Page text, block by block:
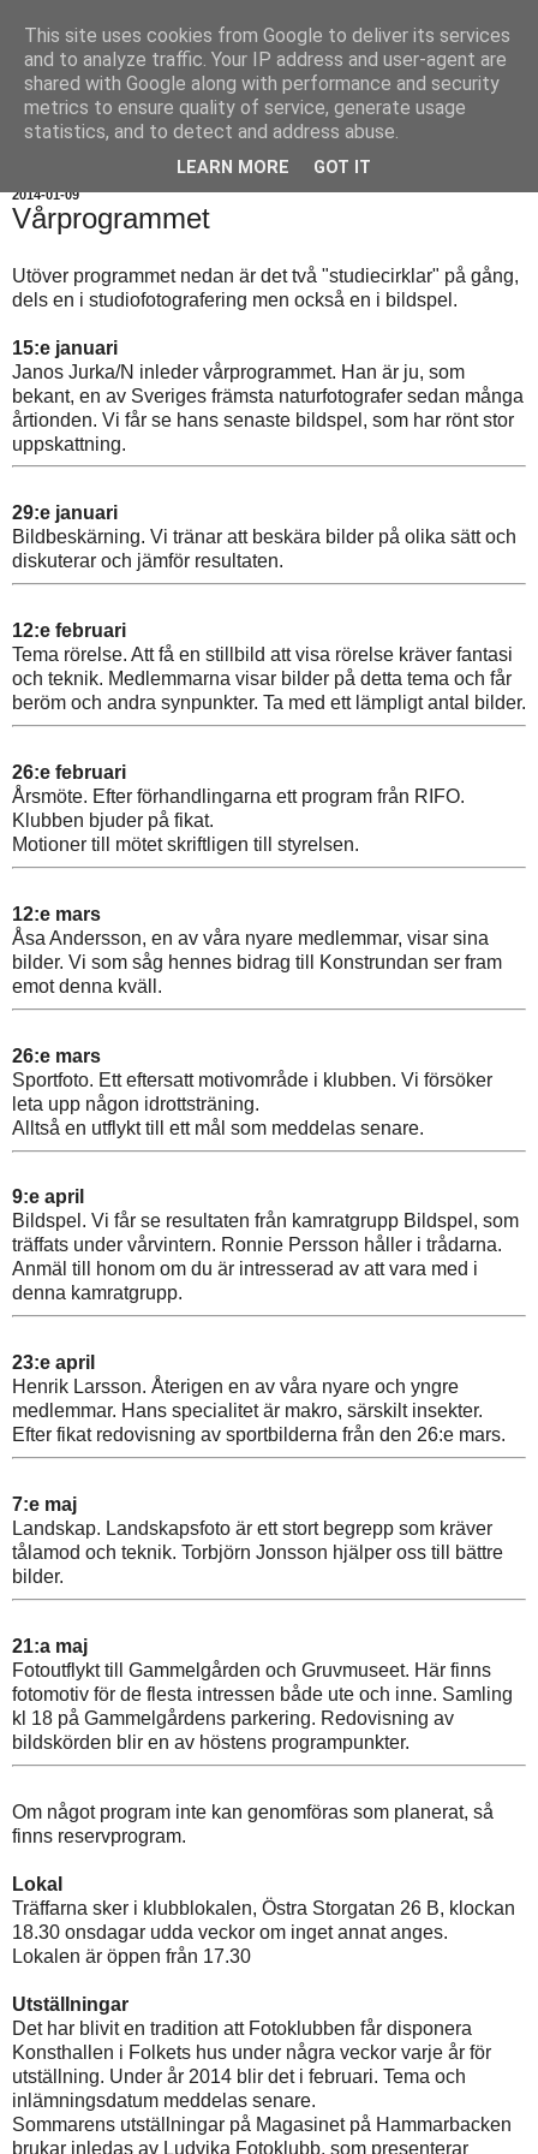
2014-01-09
Vårprogrammet
Utöver programmet nedan är det två "studiecirklar" på gång,
dels en i studiofotografering men också en i bildspel.
15:e januari
Janos Jurka/N inleder vårprogrammet. Han är ju, som
bekant, en av Sveriges främsta naturfotografer sedan många
årtionden. Vi får se hans senaste bildspel, som har rönt stor
uppskattning.
29:e januari
Bildbeskärning. Vi tränar att beskära bilder på olika sätt och
diskuterar och jämför resultaten.
12:e februari
Tema rörelse. Att få en stillbild att visa rörelse kräver fantasi
och teknik. Medlemmarna visar bilder på detta tema och får
beröm och andra synpunkter. Ta med ett lämpligt antal bilder.
26:e februari
Årsmöte. Efter förhandlingarna ett program från RIFO.
Klubben bjuder på fikat.
Motioner till mötet skriftligen till styrelsen.
12:e mars
Åsa Andersson, en av våra nyare medlemmar, visar sina
bilder. Vi som såg hennes bidrag till Konstrundan ser fram
emot denna kväll.
26:e mars
Sportfoto. Ett eftersatt motivområde i klubben. Vi försöker
leta upp någon idrottsträning.
Alltså en utflykt till ett mål som meddelas senare.
9:e april
Bildspel. Vi får se resultaten från kamratgrupp Bildspel, som
träffats under vårvintern. Ronnie Persson håller i trådarna.
Anmäl till honom om du är intresserad av att vara med i
denna kamratgrupp.
23:e april
Henrik Larsson. Återigen en av våra nyare och yngre
medlemmar. Hans specialitet är makro, särskilt insekter.
Efter fikat redovisning av sportbilderna från den 26:e mars.
7:e maj
Landskap. Landskapsfoto är ett stort begrepp som kräver
tålamod och teknik. Torbjörn Jonsson hjälper oss till bättre
bilder.
21:a maj
Fotoutflykt till Gammelgården och Gruvmuseet. Här finns
fotomotiv för de flesta intressen både ute och inne. Samling
kl 18 på Gammelgårdens parkering. Redovisning av
bildskörden blir en av höstens programpunkter.
Om något program inte kan genomföras som planerat, så
finns reservprogram.
Lokal
Träffarna sker i klubblokalen, Östra Storgatan 26 B, klockan
18.30 onsdagar udda veckor om inget annat anges.
Lokalen är öppen från 17.30
Utställningar
Det har blivit en tradition att Fotoklubben får disponera
Konsthallen i Folkets hus under några veckor varje år för
utställning. Under år 2014 blir det i februari. Tema och
inlämningsdatum meddelas senare.
Sommarens utställningar på Magasinet på Hammarbacken
brukar inledas av Ludvika Fotoklubb, som presenterar
This site uses cookies from Google to deliver its services
and to analyze traffic. Your IP address and user-agent are
shared with Google along with performance and security
metrics to ensure quality of service, generate usage
statistics, and to detect and address abuse.
LEARN MORE GOT IT